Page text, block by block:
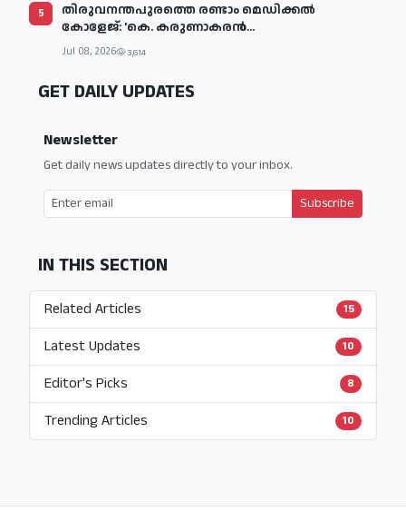
5
തിരുവനന്തപുരത്തെ രണ്ടാം മെഡിക്കൽ
കോളേജ്: 'കെ. കരുണാകരൻ...
Jul 08, 2026 3,614
GET DAILY UPDATES
Newsletter
Get daily news updates directly to your inbox.
Subscribe
IN THIS SECTION
Related Articles 15
Latest Updates 10
Editor's Picks 8
Trending Articles 10